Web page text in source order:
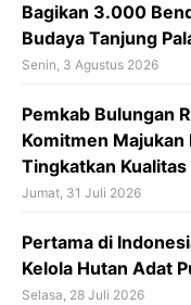
Bagikan 3.000
Budaya Tanjung
Senin, 3 Agustus 2026
Pemkab Bulungan
Komitmen Majukan
Tingkatkan Kualitas
Jumat, 31 Juli 2026
Pertama di
Kelola Hutan Adat
Selasa, 28 Juli 2026